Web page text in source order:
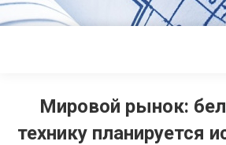
Мировой рынок:
технику планируется